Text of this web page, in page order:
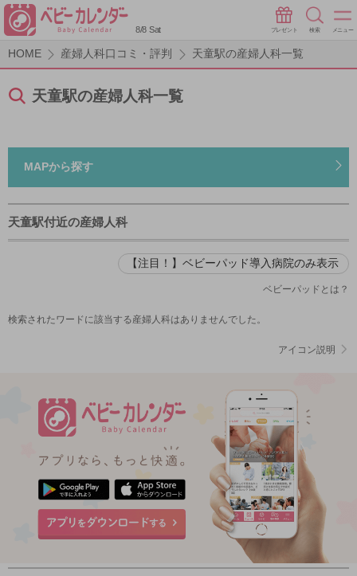
8/8 Sat プレゼント 検索 メニュー
HOME 産婦人科口コミ・評判 天童駅の産婦人科一覧
天童駅の産婦人科一覧
MAPから探す
天童駅付近の産婦人科
【注目！】ベビーパッド導入病院のみ表示
ベビーパッドとは？
検索されたワードに該当する産婦人科はありませんでした。
アイコン説明